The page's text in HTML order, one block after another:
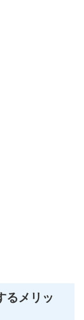
るメリッ